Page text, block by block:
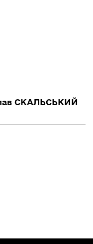
СКАЛЬСЬКИЙ